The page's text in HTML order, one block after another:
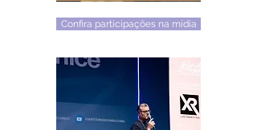
Confira participações na mídia